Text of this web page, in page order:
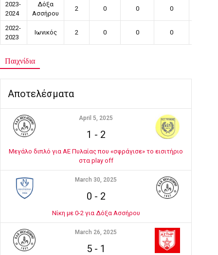
2023-
2024
Δόξα
Ασσήρου
2 0 0 0
2022-
2023
Ιωνικός 2 0 0 0
Παιχνίδια
Αποτελέσματα
April 5, 2025
1 - 2
Μεγάλο διπλό για ΑΕ Πυλαίας που «σφράγισε» το εισιτήριο
στα play off
March 30, 2025
0 - 2
Νίκη με 0-2 για Δόξα Ασσήρου
March 26, 2025
5- 1